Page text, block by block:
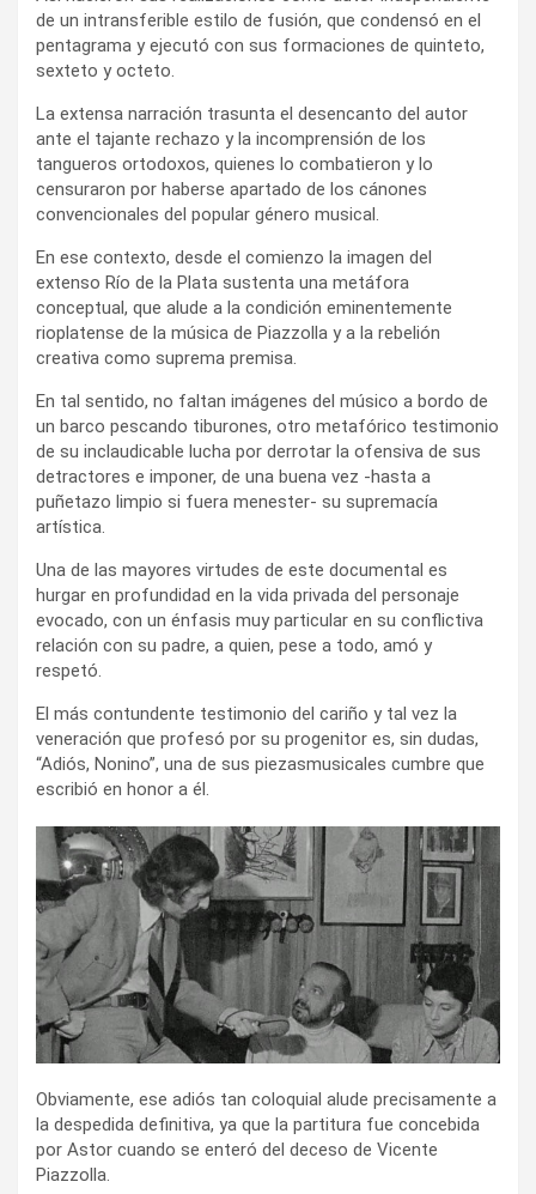
de un intransferible estilo de fusión, que condensó en el
pentagrama y ejecutó con sus formaciones de quinteto,
sexteto y octeto.
La extensa narración trasunta el desencanto del autor
ante el tajante rechazo y la incomprensión de los
tangueros ortodoxos, quienes lo combatieron y lo
censuraron por haberse apartado de los cánones
convencionales del popular género musical.
En ese contexto, desde el comienzo la imagen del
extenso Río de la Plata sustenta una metáfora
conceptual, que alude a la condición eminentemente
rioplatense de la música de Piazzolla y a la rebelión
creativa como suprema premisa.
En tal sentido, no faltan imágenes del músico a bordo de
un barco pescando tiburones, otro metafórico testimonio
de su inclaudicable lucha por derrotar la ofensiva de sus
detractores e imponer, de una buena vez -hasta a
puñetazo limpio si fuera menester- su supremacía
artística.
Una de las mayores virtudes de este documental es
hurgar en profundidad en la vida privada del personaje
evocado, con un énfasis muy particular en su conflictiva
relación con su padre, a quien, pese a todo, amó y
respetó.
El más contundente testimonio del cariño y tal vez la
veneración que profesó por su progenitor es, sin dudas,
“Adiós, Nonino”, una de sus piezasmusicales cumbre que
escribió en honor a él.
Obviamente, ese adiós tan coloquial alude precisamente a
la despedida definitiva, ya que la partitura fue concebida
por Astor cuando se enteró del deceso de Vicente
Piazzolla.